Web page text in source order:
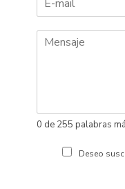
b
0 de 255 palabras
Deseo